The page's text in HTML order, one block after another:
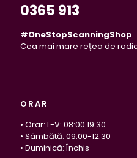
0365 913
#OneStopScanningShop
Cea mai mare rețea de
ORAR
• Orar: L-V: 08:00 19:30
• Sâmbătă: 09:00-12:30
• Duminică: Închis